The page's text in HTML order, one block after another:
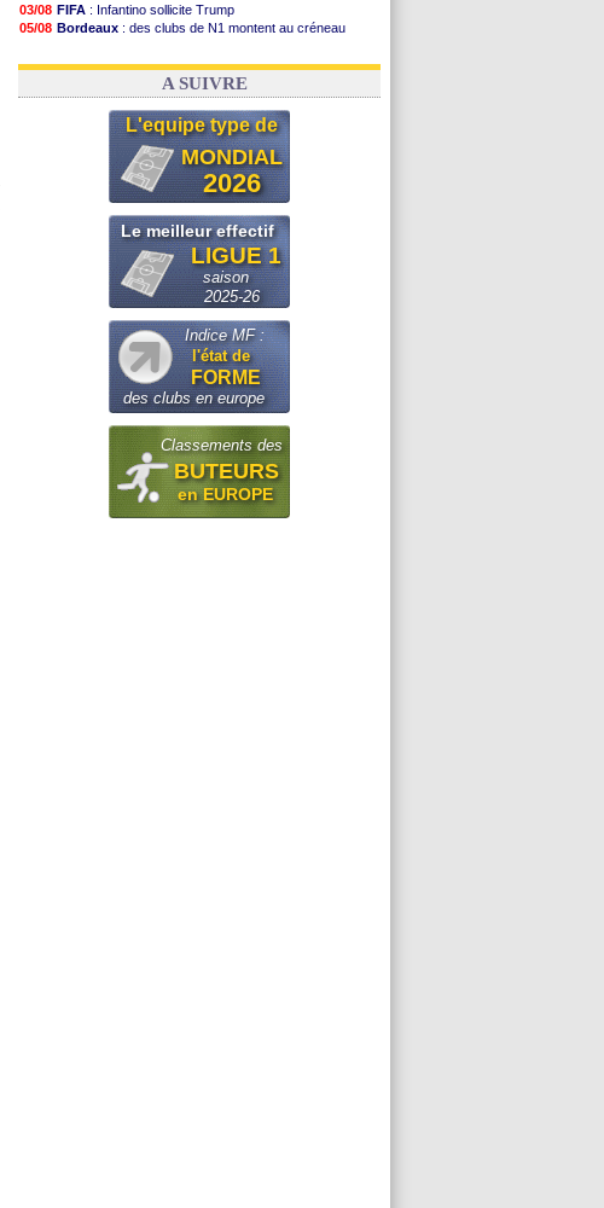
03/08 FIFA : Infantino sollicite Trump
05/08 Bordeaux : des clubs de N1 montent au créneau
03/08 Real: le démenti de Leipzig pour Diomandé
A SUIVRE
L'equipe type de
MONDIAL
2026
Le meilleur effectif
LIGUE 1
saison
2025-26
Indice MF :
l'état de
FORME
des clubs en europe
Classements des
BUTEURS
en EUROPE